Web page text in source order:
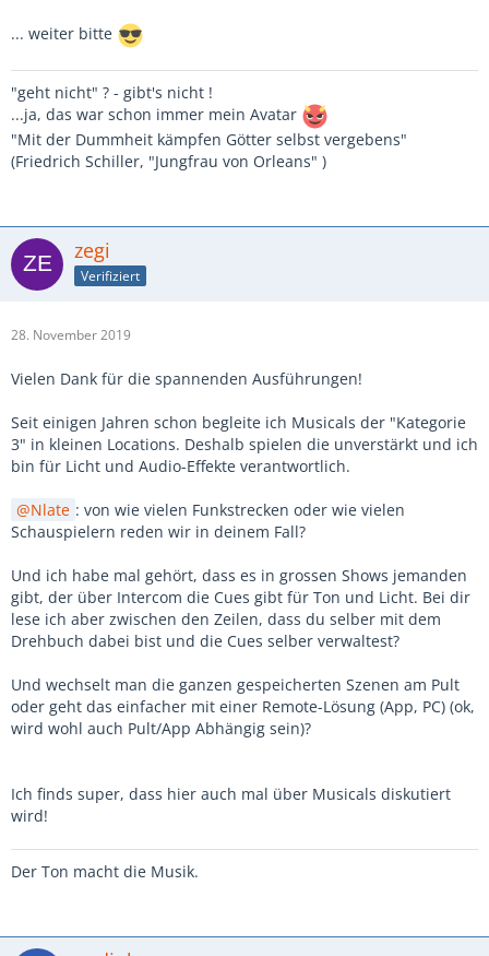
... weiter bitte
"geht nicht" ? - gibt's nicht !
...ja, das war schon immer mein Avatar
"Mit der Dummheit kämpfen Götter selbst vergebens"
(Friedrich Schiller, "Jungfrau von Orleans" )
zegi
Verifiziert
28. November 2019
Vielen Dank für die spannenden Ausführungen!
Seit einigen Jahren schon begleite ich Musicals der "Kategorie
3" in kleinen Locations. Deshalb spielen die unverstärkt und ich
bin für Licht und Audio-Effekte verantwortlich.
Nlate : von wie vielen Funkstrecken oder wie vielen
Schauspielern reden wir in deinem Fall?
Und ich habe mal gehört, dass es in grossen Shows jemanden
gibt, der über Intercom die Cues gibt für Ton und Licht. Bei dir
lese ich aber zwischen den Zeilen, dass du selber mit dem
Drehbuch dabei bist und die Cues selber verwaltest?
Und wechselt man die ganzen gespeicherten Szenen am Pult
oder geht das einfacher mit einer Remote-Lösung (App, PC) (ok,
wird wohl auch Pult/App Abhängig sein)?
Ich finds super, dass hier auch mal über Musicals diskutiert
wird!
Der Ton macht die Musik.